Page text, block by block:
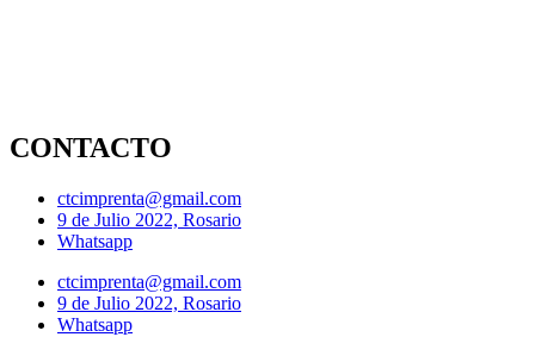
CONTACTO
ctcimprenta@gmail.com
9 de Julio 2022, Rosario
Whatsapp
ctcimprenta@gmail.com
9 de Julio 2022, Rosario
Whatsapp